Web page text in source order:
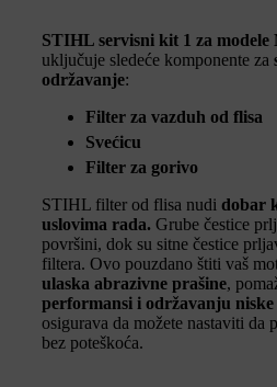
STIHL servisni kit 1 za modele
uključuje sledeće komponente za
održavanje:
Filter za vazduh od flisa
Svećicu
Filter za gorivo
STIHL filter od flisa nudi dobar
uslovima rada. Grube čestice
površini, dok su sitne čestice
filtera. Ovo pouzdano štiti vaš
ulaska abrazivne prašine,
performansi i održavanju
osigurava da možete nastaviti da
bez poteškoća.